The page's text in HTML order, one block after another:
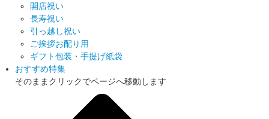
開店祝い
長寿祝い
引っ越し祝い
ご挨拶お配り用
ギフト包装・手提げ紙袋
おすすめ特集
そのままクリックでページへ移動します